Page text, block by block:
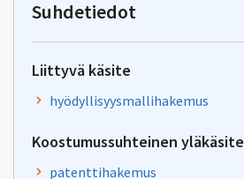
Suhdetiedot
Liittyvä käsite
hyödyllisyysmallihakemus
Koostumussuhteinen yläkäsite
patenttihakemus